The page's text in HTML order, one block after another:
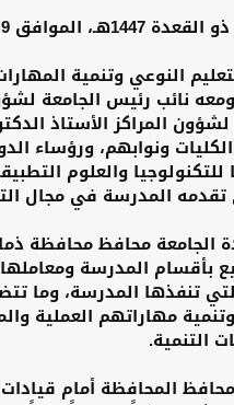
النوعي وتنمية
نائب رئيس الجامعة
المراكز الأستاذ
ونوابهم، ورؤساء
للتكنولوجيا والعلوم
تقدمه المدرسة في مجال
محافظ محافظة
بأقسام المدرسة
تنفذها المدرسة،
مهاراتهم العملية
التنمية.
المحافظة أمام